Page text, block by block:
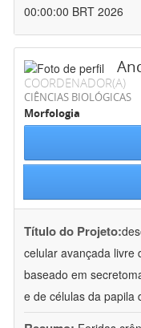
00:00:00 BRT 2026
COORDENADOR(A)
CIÊNCIAS BIOLÓGICAS
Morfologia
Título do Projeto:
celular avançada livre
baseado em
e de células da papila